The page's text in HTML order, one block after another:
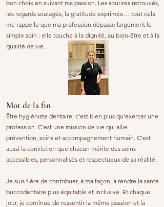
bon choix en suivant ma passion. Les sourires retrouvés,
les regards soulagés, la gratitude exprimée… tout cela
me rappelle que ma profession dépasse largement le
simple soin : elle touche à la dignité, au bien-être et à la
qualité de vie.
Mot de la fin
Être hygiéniste dentaire, c’est bien plus qu’exercer une
profession. C’est une mission de vie qui allie
prévention, soins et accompagnement humain. C’est
aussi la conviction que chacun mérite des soins
accessibles, personnalisés et respectueux de sa réalité.
Je suis fière de contribuer, à ma façon, à rendre la santé
buccodentaire plus équitable et inclusive. Et chaque
jour, je continue de ressentir la même passion et la